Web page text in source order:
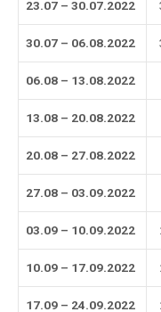
23.07 – 30.07.2022
30.07 – 06.08.2022
06.08 – 13.08.2022
13.08 – 20.08.2022
20.08 – 27.08.2022
27.08 – 03.09.2022
03.09 – 10.09.2022
10.09 – 17.09.2022
17.09 – 24.09.2022